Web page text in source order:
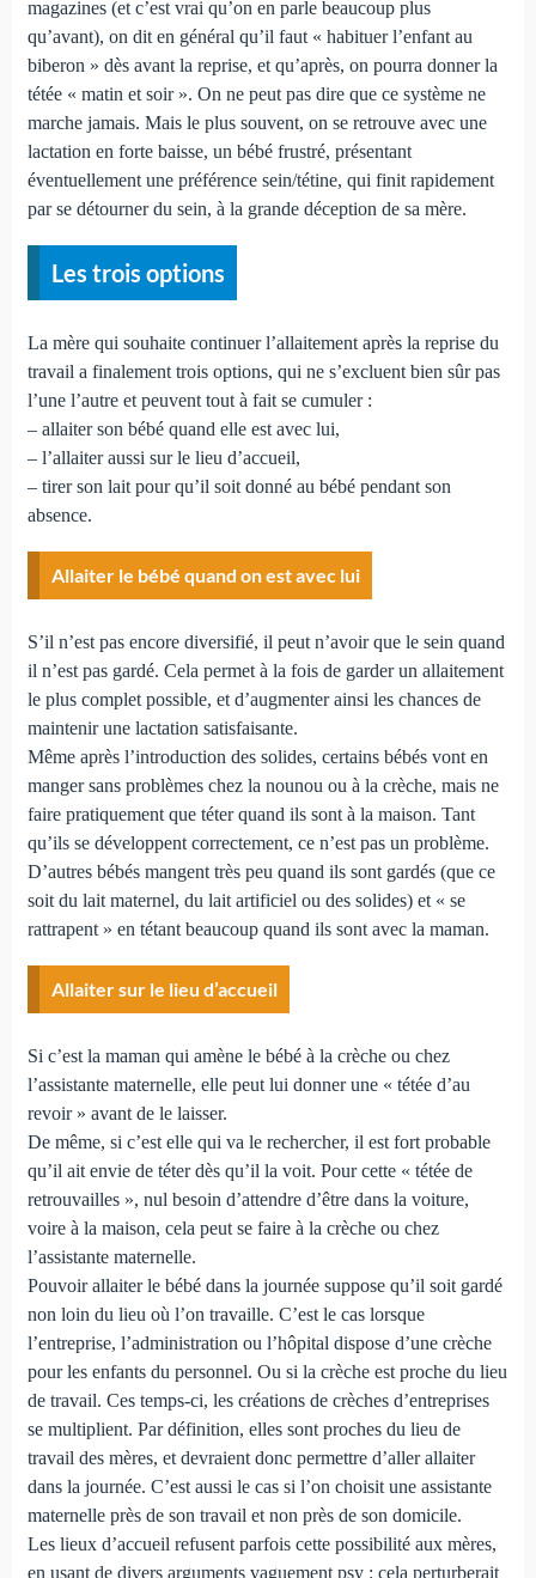
magazines (et c’est vrai qu’on en parle beaucoup plus
qu’avant), on dit en général qu’il faut « habituer l’enfant au
biberon » dès avant la reprise, et qu’après, on pourra donner la
tétée « matin et soir ». On ne peut pas dire que ce système ne
marche jamais. Mais le plus souvent, on se retrouve avec une
lactation en forte baisse, un bébé frustré, présentant
éventuellement une préférence sein/tétine, qui finit rapidement
par se détourner du sein, à la grande déception de sa mère.
Les trois options
La mère qui souhaite continuer l’allaitement après la reprise du
travail a finalement trois options, qui ne s’excluent bien sûr pas
l’une l’autre et peuvent tout à fait se cumuler :
– allaiter son bébé quand elle est avec lui,
– l’allaiter aussi sur le lieu d’accueil,
– tirer son lait pour qu’il soit donné au bébé pendant son
absence.
Allaiter le bébé quand on est avec lui
S’il n’est pas encore diversifié, il peut n’avoir que le sein quand
il n’est pas gardé. Cela permet à la fois de garder un allaitement
le plus complet possible, et d’augmenter ainsi les chances de
maintenir une lactation satisfaisante.
Même après l’introduction des solides, certains bébés vont en
manger sans problèmes chez la nounou ou à la crèche, mais ne
faire pratiquement que téter quand ils sont à la maison. Tant
qu’ils se développent correctement, ce n’est pas un problème.
D’autres bébés mangent très peu quand ils sont gardés (que ce
soit du lait maternel, du lait artificiel ou des solides) et « se
rattrapent » en tétant beaucoup quand ils sont avec la maman.
Allaiter sur le lieu d’accueil
Si c’est la maman qui amène le bébé à la crèche ou chez
l’assistante maternelle, elle peut lui donner une « tétée d’au
revoir » avant de le laisser.
De même, si c’est elle qui va le rechercher, il est fort probable
qu’il ait envie de téter dès qu’il la voit. Pour cette « tétée de
retrouvailles », nul besoin d’attendre d’être dans la voiture,
voire à la maison, cela peut se faire à la crèche ou chez
l’assistante maternelle.
Pouvoir allaiter le bébé dans la journée suppose qu’il soit gardé
non loin du lieu où l’on travaille. C’est le cas lorsque
l’entreprise, l’administration ou l’hôpital dispose d’une crèche
pour les enfants du personnel. Ou si la crèche est proche du lieu
de travail. Ces temps-ci, les créations de crèches d’entreprises
se multiplient. Par définition, elles sont proches du lieu de
travail des mères, et devraient donc permettre d’aller allaiter
dans la journée. C’est aussi le cas si l’on choisit une assistante
maternelle près de son travail et non près de son domicile.
Les lieux d’accueil refusent parfois cette possibilité aux mères,
en usant de divers arguments vaguement psy : cela perturberait